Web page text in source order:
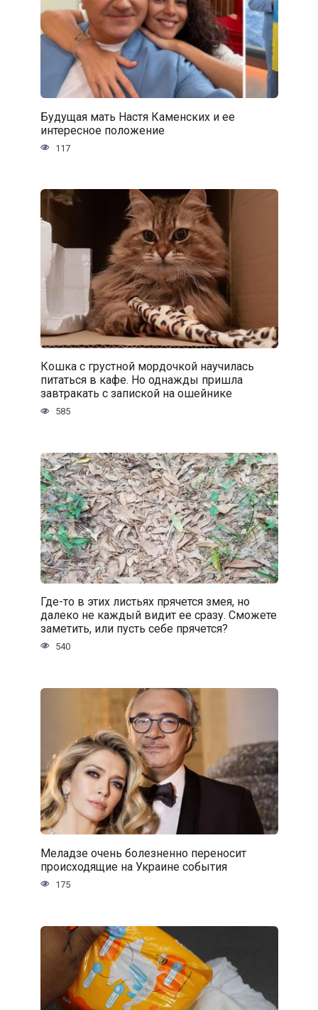
Будущая мать Настя Каменских и ее
интересное положение
117
Кошка с грустной мордочкой научилась
питаться в кафе. Но однажды пришла
завтракать с запиской на ошейнике
585
Где-то в этих листьях прячется змея, но
далеко не каждый видит ее сразу. Сможете
заметить, или пусть себе прячется?
540
Меладзе очень болезненно переносит
происходящие на Украине события
175